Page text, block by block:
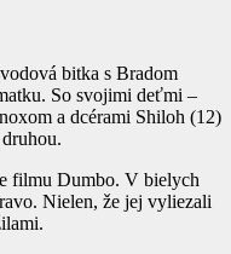
bitka s Bradom
So svojimi deťmi –
a dcérami Shiloh (12)
filmu Dumbo. V bielych
Nielen, že jej vyliezali